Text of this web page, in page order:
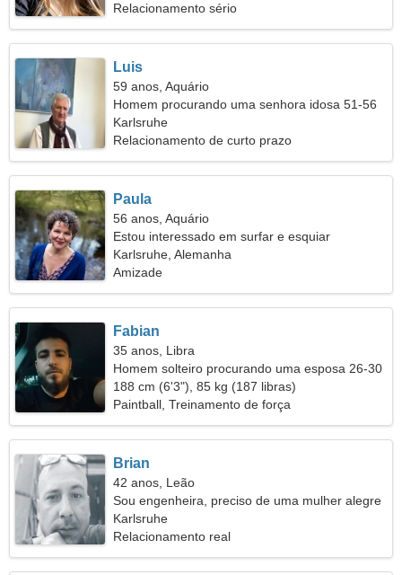
Relacionamento sério
Luis
59 anos, Aquário
Homem procurando uma senhora idosa 51-56
Karlsruhe
Relacionamento de curto prazo
Paula
56 anos, Aquário
Estou interessado em surfar e esquiar
Karlsruhe, Alemanha
Amizade
Fabian
35 anos, Libra
Homem solteiro procurando uma esposa 26-30
188 cm (6'3"), 85 kg (187 libras)
Paintball, Treinamento de força
Brian
42 anos, Leão
Sou engenheira, preciso de uma mulher alegre
Karlsruhe
Relacionamento real